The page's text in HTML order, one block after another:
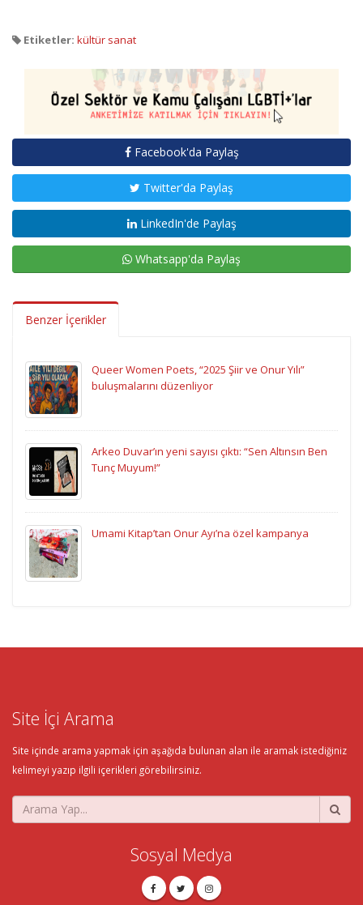
Etiketler: kültür sanat
Facebook'da Paylaş
Twitter'da Paylaş
LinkedIn'de Paylaş
Whatsapp'da Paylaş
Benzer İçerikler
Queer Women Poets, “2025 Şiir ve Onur Yılı”
buluşmalarını düzenliyor
Arkeo Duvar’ın yeni sayısı çıktı: “Sen Altınsın Ben
Tunç Muyum!”
Umami Kitap’tan Onur Ayı’na özel kampanya
Site İçi Arama
Site içinde arama yapmak için aşağıda bulunan alan ile aramak istediğiniz
kelimeyi yazıp ilgili içerikleri görebilirsiniz.
Sosyal Medya